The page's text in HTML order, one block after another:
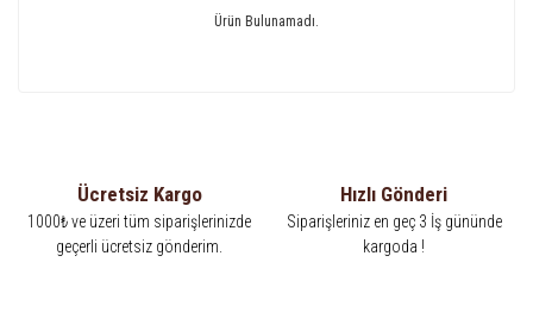
Ürün Bulunamadı.
Ücretsiz Kargo
1000₺ ve üzeri tüm siparişlerinizde
geçerli ücretsiz gönderim.
Hızlı Gönderi
Siparişleriniz en geç 3 İş gününde
kargoda !